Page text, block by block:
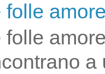
folle
folle